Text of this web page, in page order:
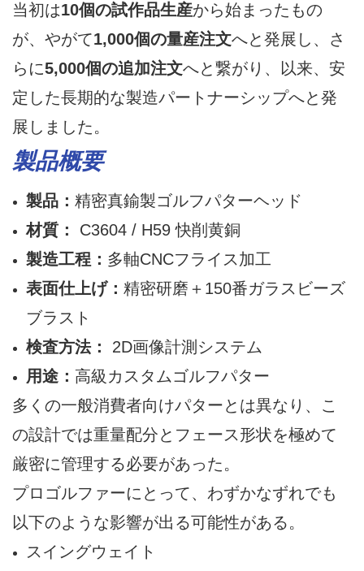
当初は10個の試作品生産から始まったもの
が、やがて1,000個の量産注文へと発展し、さ
らに5,000個の追加注文へと繋がり、以来、安
定した長期的な製造パートナーシップへと発
展しました。
製品概要
製品： 精密真鍮製ゴルフパターヘッド
材質：
C3604 / H59 快削黄銅
製造工程： 多軸CNCフライス加工
表面仕上げ： 精密研磨＋150番ガラスビーズ
ブラスト
検査方法：
2D画像計測システム
用途： 高級カスタムゴルフパター
多くの一般消費者向けパターとは異なり、こ
の設計では重量配分とフェース形状を極めて
厳密に管理する必要があった。
プロゴルファーにとって、わずかなずれでも
以下のような影響が出る可能性がある。
スイングウェイト